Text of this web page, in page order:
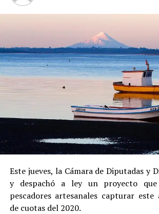
Este jueves, la Cámara de Diputadas y
y despachó a ley un proyecto
pescadores artesanales capturar este
de cuotas del 2020.